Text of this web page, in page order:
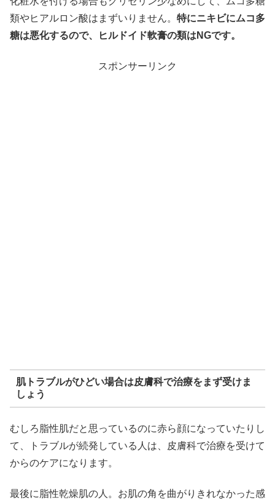
類やヒアルロン酸はまずいりません。 特にニキビにムコ多
糖は悪化するので、ヒルドイド軟膏の類はNGです。
スポンサーリンク
肌トラブルがひどい場合は皮膚科で治療をまず受けま
しょう
むしろ脂性肌だと思っているのに赤ら顔になっていたりし
て、トラブルが続発している人は、皮膚科で治療を受けて
からのケアになります。
最後に脂性乾燥肌の人。お肌の角を曲がりきれなかった感